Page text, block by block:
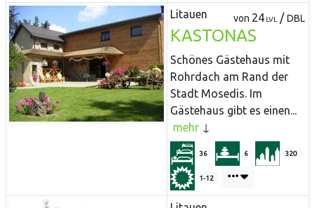
Litauen von 24 LVL /DBL
KASTONAS
Schönes Gästehaus mit
Rohrdach am Rand der
Stadt Mosedis. Im
Gästehaus gibt es einen...
mehr
36 6 320
1-12